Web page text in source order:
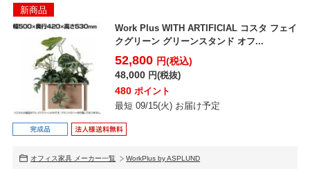
新商品
Work Plus WITH ARTIFICIAL コスタ フェイ
クグリーン グリーンスタンド オフ...
52,800 円(税込)
48,000 円(税抜)
480 ポイント
最短 09/15(火) お届け予定
オフィス家具 メーカー一覧 WorkPlus by ASPLUND